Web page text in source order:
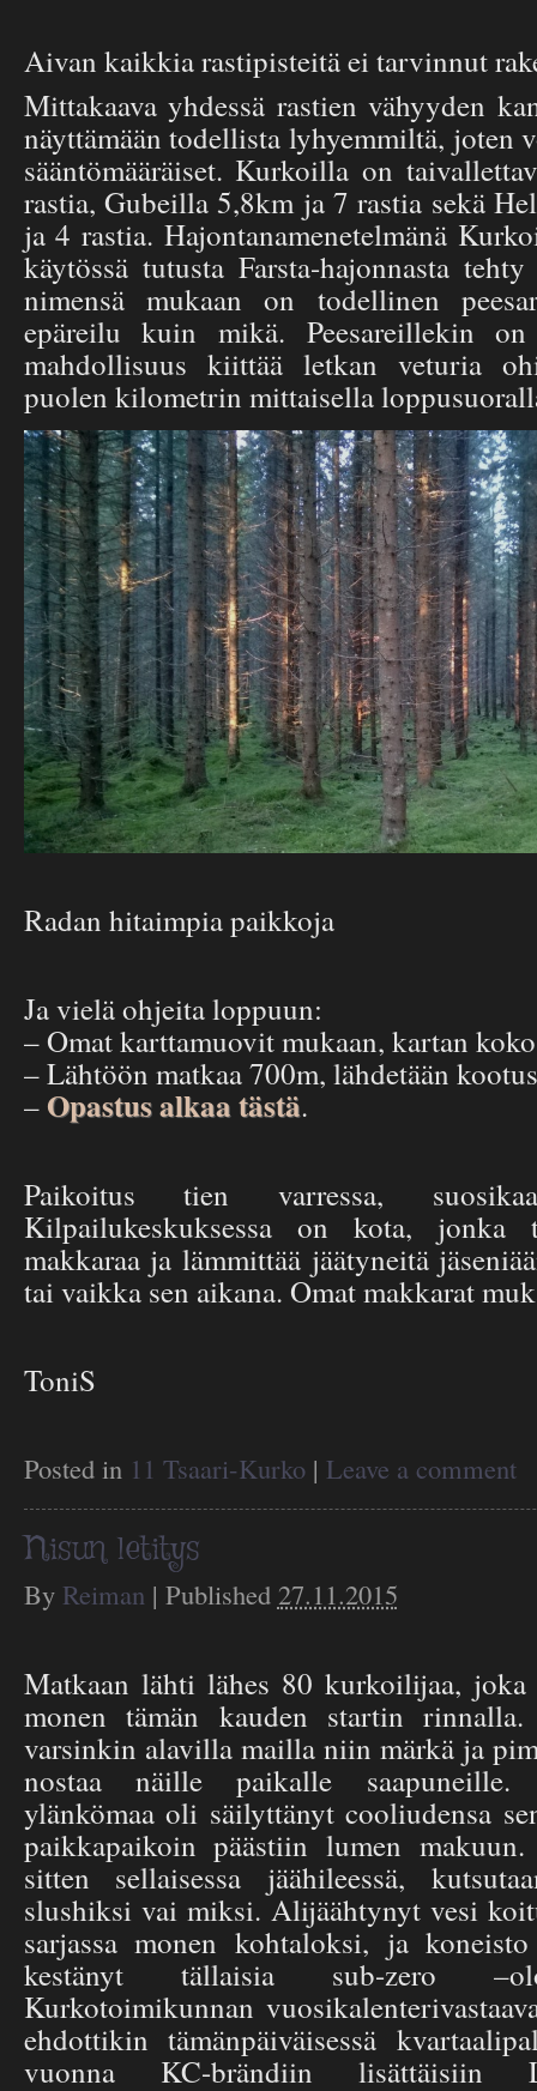
Aivan kaikkia rastipisteitä ei tarvinnut
Mittakaava yhdessä rastien vähyyden
näyttämään todellista lyhyemmiltä, joten
sääntömääräiset. Kurkoilla on
rastia, Gubeilla 5,8km ja 7 rastia sekä
ja 4 rastia. Hajontanamenetelmänä
käytössä tutusta Farsta-hajonnasta
nimensä mukaan on todellinen
epäreilu kuin mikä. Peesareillekin
mahdollisuus kiittää letkan veturia
puolen kilometrin mittaisella
Radan hitaimpia paikkoja
Ja vielä ohjeita loppuun:
– Omat karttamuovit mukaan, kartan
– Lähtöön matkaa 700m, lähdetään
– Opastus alkaa tästä.
Paikoitus tien varressa,
Kilpailukeskuksessa on kota,
makkaraa ja lämmittää jäätyneitä
tai vaikka sen aikana. Omat makkarat
ToniS
Posted in 11 Tsaari-Kurko | Leave a comment
Nisun letitys
By Reiman | Published 27.11.2015
Matkaan lähti lähes 80 kurkoilijaa, joka
monen tämän kauden startin
varsinkin alavilla mailla niin märkä ja
nostaa näille paikalle saapuneille.
ylänkömaa oli säilyttänyt cooliudensa
paikkapaikoin päästiin lumen
sitten sellaisessa jäähileessä,
slushiksi vai miksi. Alijäähtynyt vesi
sarjassa monen kohtaloksi, ja
kestänyt tällaisia sub-zero
Kurkotoimikunnan
ehdottikin tämänpäiväisessä
vuonna KC-brändiin lisättäisiin